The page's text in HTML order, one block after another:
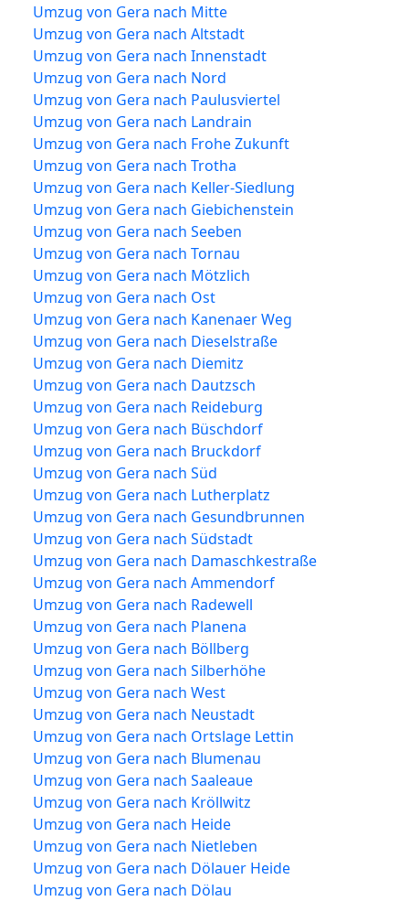
Umzug von Gera nach Mitte
Umzug von Gera nach Altstadt
Umzug von Gera nach Innenstadt
Umzug von Gera nach Nord
Umzug von Gera nach Paulusviertel
Umzug von Gera nach Landrain
Umzug von Gera nach Frohe Zukunft
Umzug von Gera nach Trotha
Umzug von Gera nach Keller-Siedlung
Umzug von Gera nach Giebichenstein
Umzug von Gera nach Seeben
Umzug von Gera nach Tornau
Umzug von Gera nach Mötzlich
Umzug von Gera nach Ost
Umzug von Gera nach Kanenaer Weg
Umzug von Gera nach Dieselstraße
Umzug von Gera nach Diemitz
Umzug von Gera nach Dautzsch
Umzug von Gera nach Reideburg
Umzug von Gera nach Büschdorf
Umzug von Gera nach Bruckdorf
Umzug von Gera nach Süd
Umzug von Gera nach Lutherplatz
Umzug von Gera nach Gesundbrunnen
Umzug von Gera nach Südstadt
Umzug von Gera nach Damaschkestraße
Umzug von Gera nach Ammendorf
Umzug von Gera nach Radewell
Umzug von Gera nach Planena
Umzug von Gera nach Böllberg
Umzug von Gera nach Silberhöhe
Umzug von Gera nach West
Umzug von Gera nach Neustadt
Umzug von Gera nach Ortslage Lettin
Umzug von Gera nach Blumenau
Umzug von Gera nach Saaleaue
Umzug von Gera nach Kröllwitz
Umzug von Gera nach Heide
Umzug von Gera nach Nietleben
Umzug von Gera nach Dölauer Heide
Umzug von Gera nach Dölau